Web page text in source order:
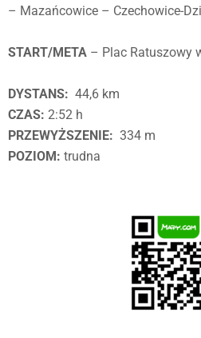
– Mazańcowice – Czechowice-
START/META – Plac Ratuszowy
DYSTANS: 44,6 km
CZAS: 2:52 h
PRZEWYŻSZENIE: 334 m
POZIOM: trudna